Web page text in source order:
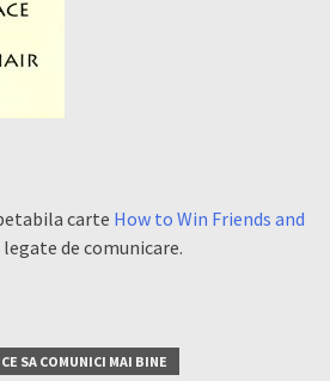
carte How to Win Friends and
de comunicare.
CE SA COMUNICI MAI BINE